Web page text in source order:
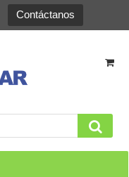
Contáctanos